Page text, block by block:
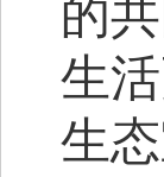
的
生
生